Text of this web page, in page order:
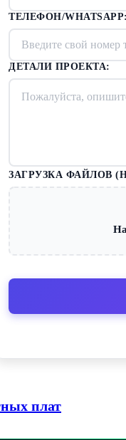
ТЕЛЕФОН/WHATSAPP:
ДЕТАЛИ ПРОЕКТА:
ЗАГРУЗКА ФАЙЛОВ
плат